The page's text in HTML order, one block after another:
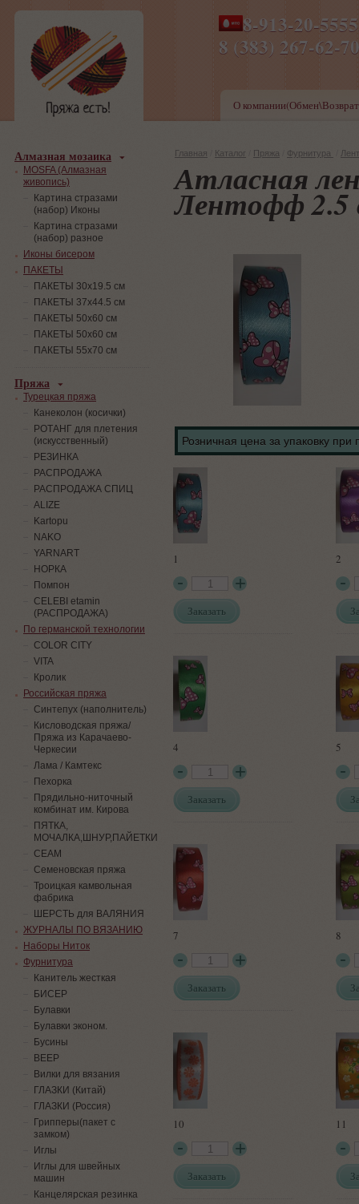
8-913-20-
8 (383) 267-
ПН-ПТ 8-17,СБ-ВС 9-
О
Главная Каталог Пряжа Фурнитура
Атласная
Лентофф 2.5
Розничная цена за упаковку при
1
Заказать
2
4
Заказать
5
7
Заказать
8
10
Заказать
11
Алмазная мозаика
MOSFA (Алмазная
живопись)
Картина стразами
(набор) Иконы
Картина стразами
(набор) разное
Иконы бисером
ПАКЕТЫ
ПАКЕТЫ 30х19.5 см
ПАКЕТЫ 37х44.5 см
ПАКЕТЫ 50х60 см
ПАКЕТЫ 50х60 см
ПАКЕТЫ 55х70 см
Пряжа
Турецкая пряжа
Канеколон (косички)
РОТАНГ для плетения
(искусственный)
PЕЗИНКА
РАСПРОДАЖА
РАСПРОДАЖА СПИЦ
ALIZE
Kartopu
NAKO
YARNART
НОРКА
Помпон
СELEBI etamin
(РАСПРОДАЖА)
По германской технологии
COLOR CITY
VITA
Кролик
Российская пряжа
Синтепух (наполнитель)
Кисловодская пряжа/
Пряжа из Карачаево-
Черкесии
Лама / Камтекс
Пехорка
Прядильно-ниточный
комбинат им. Кирова
ПЯТКА,
МОЧАЛКА,ШНУР,ПАЙЕТКИ
СЕАМ
Семеновская пряжа
Троицкая камвольная
фабрика
ШЕРСТЬ для ВАЛЯНИЯ
ЖУРНАЛЫ ПО ВЯЗАНИЮ
Наборы Ниток
Фурнитура
Канитель жесткая
БИСЕР
Булавки
Булавки эконом.
Бусины
ВЕЕР
Вилки для вязания
ГЛАЗКИ (Китай)
ГЛАЗКИ (Россия)
Грипперы(пакет с
замком)
Иглы
Иглы для швейных
машин
Канцелярская резинка